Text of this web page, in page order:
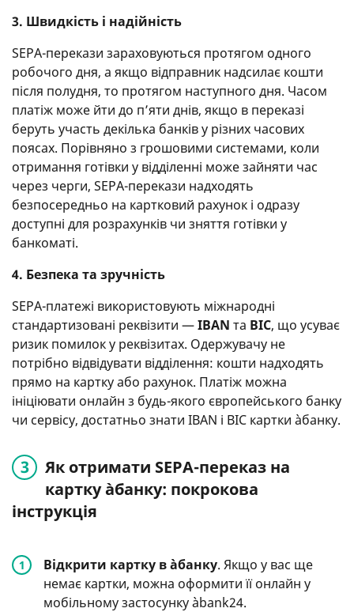
3. Швидкість і надійність
SEPA-перекази зараховуються протягом одного
робочого дня, а якщо відправник надсилає кошти
після полудня, то протягом наступного дня. Часом
платіж може йти до п’яти днів, якщо в переказі
беруть участь декілька банків у різних часових
поясах. Порівняно з грошовими системами, коли
отримання готівки у відділенні може зайняти час
через черги, SEPA-перекази надходять
безпосередньо на картковий рахунок і одразу
доступні для розрахунків чи зняття готівки у
банкоматі.
4. Безпека та зручність
SEPA-платежі використовують міжнародні
стандартизовані реквізити —IBAN та BIC, що усуває
ризик помилок у реквізитах. Одержувачу не
потрібно відвідувати відділення: кошти надходять
прямо на картку або рахунок. Платіж можна
ініціювати онлайн з будь-якого європейського банку
чи сервісу, достатньо знати IBAN і BIC картки àбанку.
Як отримати SEPA-переказ на
картку àбанку: покрокова
інструкція
Відкрити картку в àбанку. Якщо у вас ще
немає картки, можна оформити її онлайн у
мобільному застосунку àbank24.